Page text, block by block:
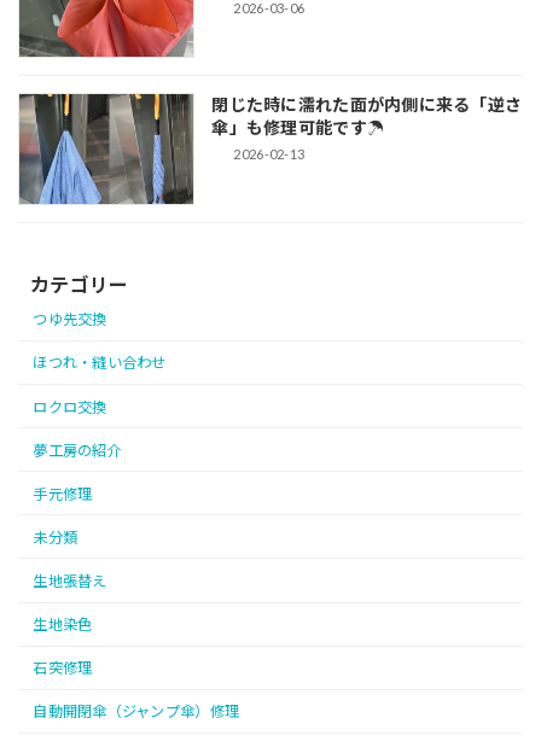
2026-03-06
閉じた時に濡れた面が内側に来る「逆さ
傘」も修理可能です☂
2026-02-13
カテゴリー
つゆ先交換
ほつれ・縫い合わせ
ロクロ交換
夢工房の紹介
手元修理
未分類
生地張替え
生地染色
石突修理
自動開閉傘（ジャンプ傘）修理